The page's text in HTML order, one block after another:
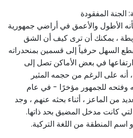
المفقودة
الأطول والأعمق في أراضي جمهورية
، يمكنك أن ترى كيف أن الشق
كيلومترًا يقطع السهل حرفياً إلى قسمين بمنحدراته
ارتفاعها في بعض الأماكن تصل إلى
، أنه على الرغم من حجمه المثير
وفتحه للجمهور مؤخرًا - في عام
من الماعز ، أثناء بحثه عنهم ، وجد
كانت مدخل المضيق بحد ذاتها.
اسم المنطقة من اللغة التركية.